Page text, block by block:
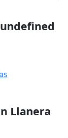
Llanera